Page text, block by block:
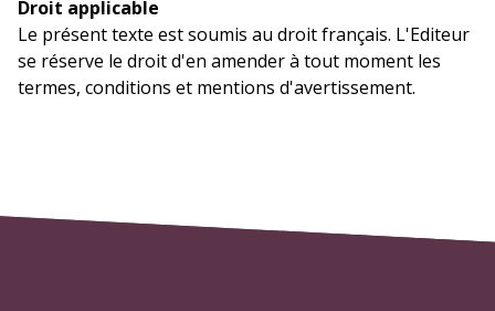
Droit applicable
Le présent texte est soumis au droit français. L'Editeur
se réserve le droit d'en amender à tout moment les
termes, conditions et mentions d'avertissement.